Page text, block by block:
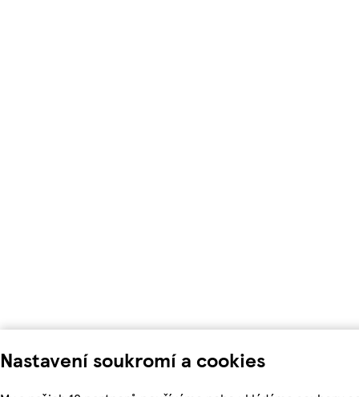
Nastavení soukromí a cookies